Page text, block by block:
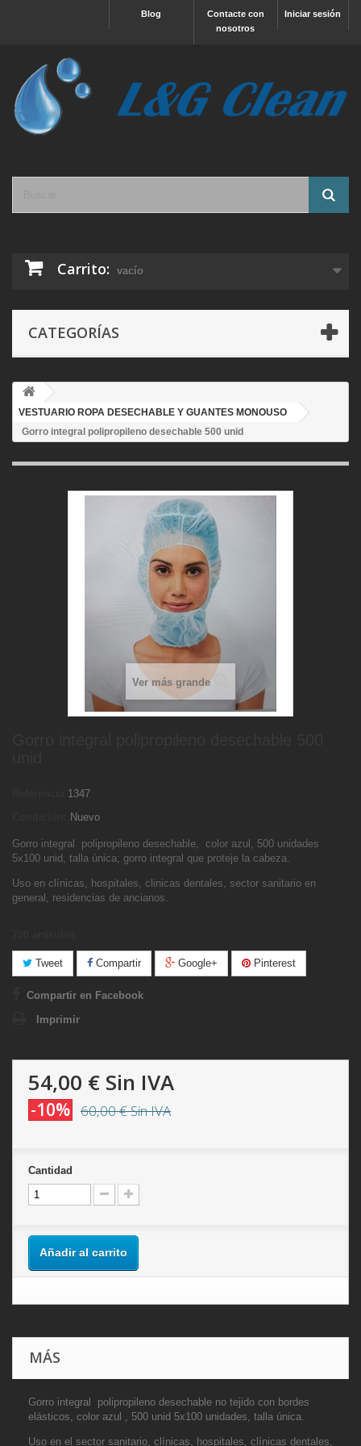
Iniciar sesión
Contacte con
nosotros
Blog
Carrito: vacío
CATEGORÍAS
VESTUARIO ROPA DESECHABLE Y GUANTES MONOUSO
Gorro integral polipropileno desechable 500 unid
Ver más grande
1347
Nuevo
Gorro integral polipropileno desechable, color azul, 500 unidades
5x100 unid, talla única; gorro integral que proteje la cabeza.
Uso en clínicas, hospitales, clinicas dentales, sector sanitario en
general, residencias de ancianos.
Tweet Compartir Google+ Pinterest
Compartir en Facebook
Imprimir
54,00 € Sin IVA
-10% 60,00 €Sin IVA
Cantidad
Añadir al carrito
MÁS
Gorro integral polipropileno desechable no tejido con bordes
elásticos, color azul , 500 unid 5x100 unidades, talla única.
Uso en el sector sanitario, clínicas, hospitales, clínicas dentales,